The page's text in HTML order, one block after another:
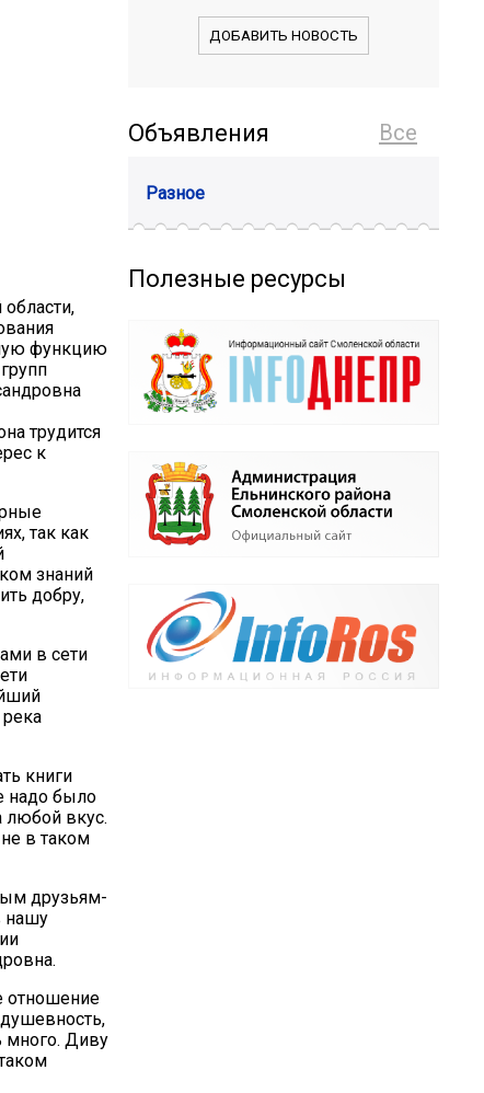
функцию
трудится
к
так как
знаний
добру,
в сети
книги
надо было
любой вкус.
в таком
друзьям-
нашу
отношение
много. Диву
ДОБАВИТЬ НОВОСТЬ
Все
Объявления
Разное
Полезные ресурсы